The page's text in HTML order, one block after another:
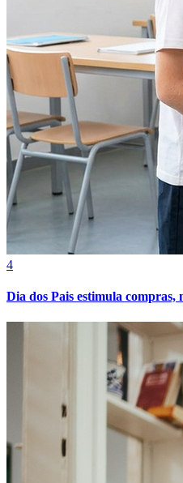
Cruzeiro
4
Dia dos Pais estimula compras,